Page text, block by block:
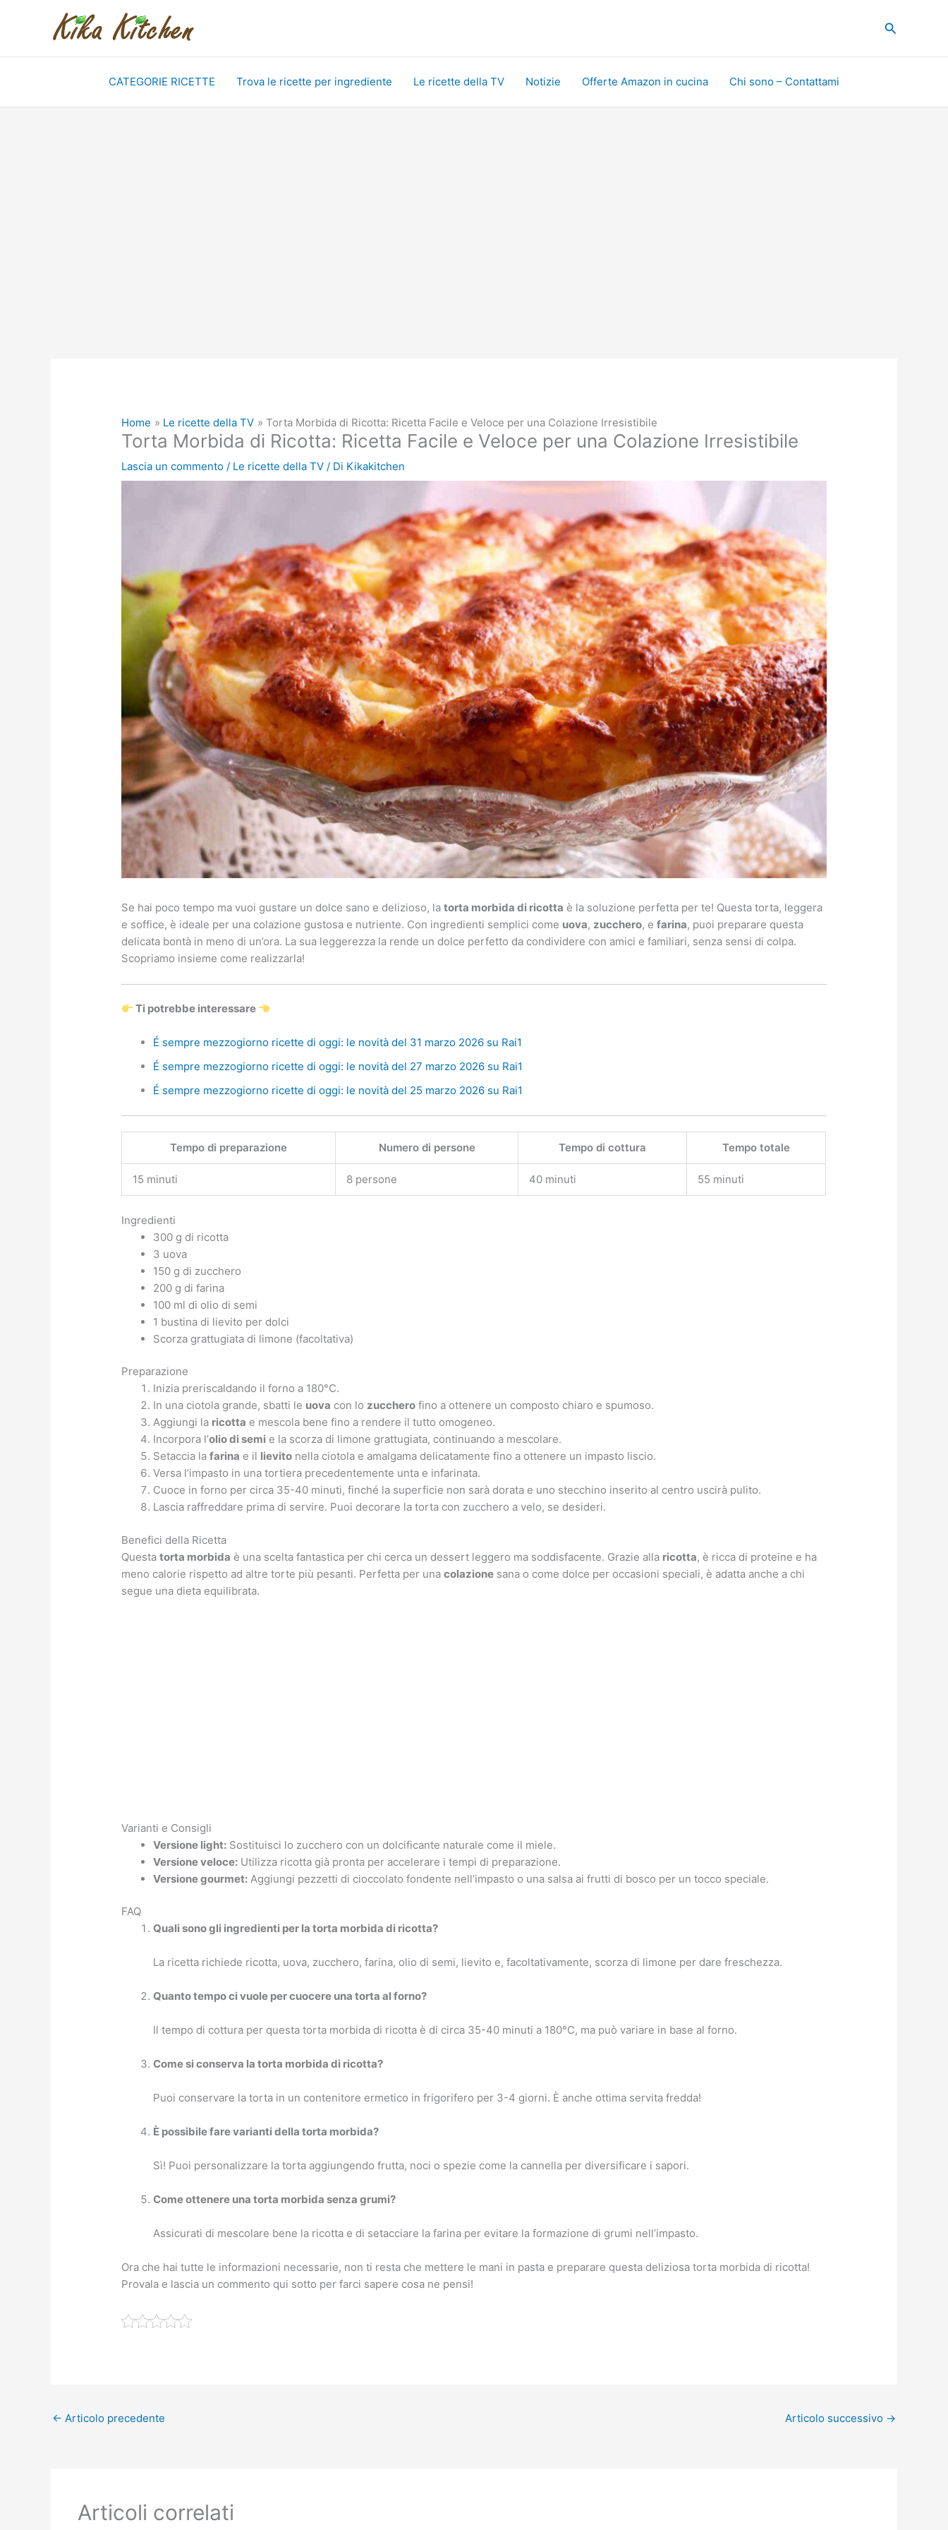
Cerca
CATEGORIE RICETTE Trova le ricette per ingrediente Le ricette della TV Notizie Offerte Amazon in cucina Chi sono – Contattami
Home Le ricette della TV Torta Morbida di Ricotta: Ricetta Facile e Veloce per una Colazione Irresistibile
Torta Morbida di Ricotta: Ricetta Facile e Veloce per una Colazione Irresistibile
Lascia un commento / Le ricette della TV / Di Kikakitchen
Se hai poco tempo ma vuoi gustare un dolce sano e delizioso, latorta morbida di ricotta è la soluzione perfetta per te! Questa torta, leggera
e soffice, è ideale per una colazione gustosa e nutriente. Con ingredienti semplici come uova, zucchero, efarina, puoi preparare questa
delicata bontà in meno di un’ora. La sua leggerezza la rende un dolce perfetto da condividere con amici e familiari, senza sensi di colpa.
Scopriamo insieme come realizzarla!
Ti potrebbe interessare
É sempre mezzogiorno ricette di oggi: le novità del 31 marzo 2026 su Rai1
É sempre mezzogiorno ricette di oggi: le novità del 27 marzo 2026 su Rai1
É sempre mezzogiorno ricette di oggi: le novità del 25 marzo 2026 su Rai1
Tempo di preparazione Numero di persone Tempo di cottura Tempo totale
15 minuti 8 persone 40 minuti 55 minuti
Ingredienti
300 g di ricotta
3 uova
150 g di zucchero
200 g di farina
100 ml di olio di semi
1 bustina di lievito per dolci
Scorza grattugiata di limone (facoltativa)
Preparazione
Inizia preriscaldando il forno a 180°C.
In una ciotola grande, sbatti le uova con lo zucchero fino a ottenere un composto chiaro e spumoso.
Aggiungi la ricotta e mescola bene fino a rendere il tutto omogeneo.
Incorpora l’olio di semi e la scorza di limone grattugiata, continuando a mescolare.
Setaccia lafarina e il lievito nella ciotola e amalgama delicatamente fino a ottenere un impasto liscio.
Versa l’impasto in una tortiera precedentemente unta e infarinata.
Cuoce in forno per circa 35-40 minuti, finché la superficie non sarà dorata e uno stecchino inserito al centro uscirà pulito.
Lascia raffreddare prima di servire. Puoi decorare la torta con zucchero a velo, se desideri.
Benefici della Ricetta
Questatorta morbida è una scelta fantastica per chi cerca un dessert leggero ma soddisfacente. Grazie alla ricotta, è ricca di proteine e ha
meno calorie rispetto ad altre torte più pesanti. Perfetta per unacolazione sana o come dolce per occasioni speciali, è adatta anche a chi
segue una dieta equilibrata.
Varianti e Consigli
Versione light: Sostituisci lo zucchero con un dolcificante naturale come il miele.
Versione veloce: Utilizza ricotta già pronta per accelerare i tempi di preparazione.
Versione gourmet: Aggiungi pezzetti di cioccolato fondente nell’impasto o una salsa ai frutti di bosco per un tocco speciale.
FAQ
Quali sono gli ingredienti per la torta morbida di ricotta?
La ricetta richiede ricotta, uova, zucchero, farina, olio di semi, lievito e, facoltativamente, scorza di limone per dare freschezza.
Quanto tempo ci vuole per cuocere una torta al forno?
Il tempo di cottura per questa torta morbida di ricotta è di circa 35-40 minuti a 180°C, ma può variare in base al forno.
Come si conserva la torta morbida di ricotta?
Puoi conservare la torta in un contenitore ermetico in frigorifero per 3-4 giorni. È anche ottima servita fredda!
È possibile fare varianti della torta morbida?
Sì! Puoi personalizzare la torta aggiungendo frutta, noci o spezie come la cannella per diversificare i sapori.
Come ottenere una torta morbida senza grumi?
Assicurati di mescolare bene la ricotta e di setacciare la farina per evitare la formazione di grumi nell’impasto.
Ora che hai tutte le informazioni necessarie, non ti resta che mettere le mani in pasta e preparare questa deliziosa torta morbida di ricotta!
Provala e lascia un commento qui sotto per farci sapere cosa ne pensi!
← Articolo precedente Articolo successivo →
Articoli correlati